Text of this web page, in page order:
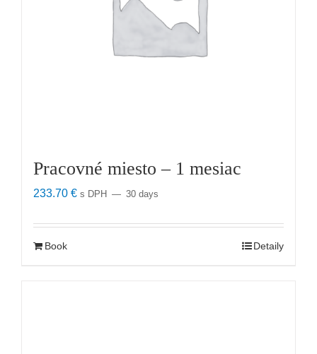
Pracovné miesto – 1 mesiac
233.70 € s DPH 30 days
Book Detaily